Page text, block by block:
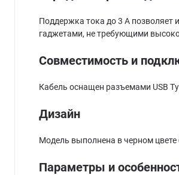
Поддержка тока до 3 А позволяет
гаджетами, не требующими
Совместимость и
Кабель оснащен разъемами USB
Дизайн
Модель выполнена в черном
Параметры и